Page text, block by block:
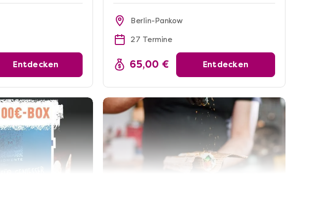
Entdecken
Berlin-Pankow
27 Termine
65,00 € Entdecken